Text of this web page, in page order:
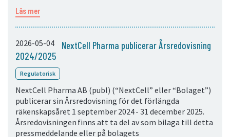
Läs mer
2026-05-04
NextCell Pharma publicerar Årsredovisning
2024/2025
Regulatorisk
NextCell Pharma AB (publ) (“NextCell” eller “Bolaget”)
publicerar sin Årsredovisning för det förlängda
räkenskapsåret 1 september 2024 - 31 december 2025.
Årsredovisningen finns att ta del av som bilaga till detta
pressmeddelande eller på bolagets